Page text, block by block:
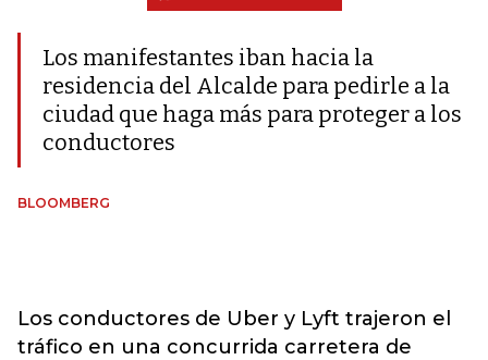
Los manifestantes iban hacia la
residencia del Alcalde para pedirle a la
ciudad que haga más para proteger a los
conductores
BLOOMBERG
Los conductores de Uber y Lyft trajeron el
tráfico en una concurrida carretera de